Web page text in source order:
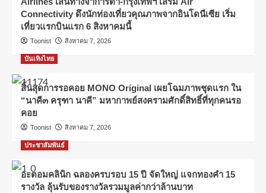
Connectivity ดึงนักท่องเที่ยวคุณภาพจากอินโดนีเซีย เริ่ม
เที่ยวแรกบินแรก 6 สิงหาคมนี้
Toonist สิงหาคม 7, 2026
บันเทิงไทย
สิ้นสุดการรอคอย MONO Original เผยโฉมภาพชุดแรก ใน
“นาคี๓ ครุฑา นาคี” มหากาพย์สงครามศักดิ์สิทธิ์ที่ทุกคนรอ
คอย
Toonist สิงหาคม 7, 2026
ประชาสัมพันธ์
อะตอมคลินิก ฉลองครบรอบ 15 ปี จัดใหญ่ แจกทองคำ 15
รางวัล ลุ้นรับของรางวัลรวมมูลค่ากว่าล้านบาท